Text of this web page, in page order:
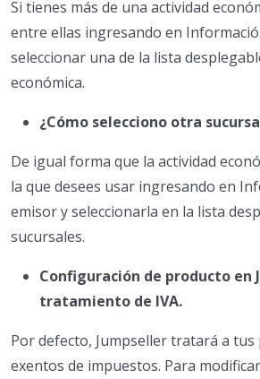
Si tienes más de una actividad
entre ellas ingresando en
seleccionar una de la lista
económica.
¿Cómo selecciono otra
De igual forma que la actividad
la que desees usar ingresando en
emisor y seleccionarla en la lista
sucursales.
Configuración de producto en
tratamiento de IVA.
Por defecto, Jumpseller tratará a
exentos de impuestos. Para